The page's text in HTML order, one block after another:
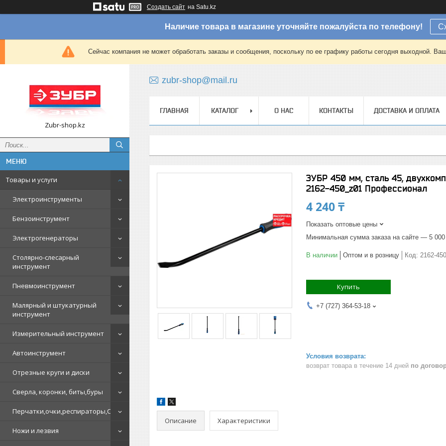
Создать сайт на Satu.kz
Наличие товара в магазине уточняйте пожалуйста по телефону!
Сейчас компания не может обработать заказы и сообщения, поскольку по ее графику работы сегодня выходной.
Zubr-shop.kz
Товары и услуги
Электроинструменты
Бензоинструмент
Электрогенераторы
Столярно-слесарный
инструмент
Пневмоинструмент
Малярный и штукатурный
инструмент
Измерительный инструмент
Автоинструмент
Отрезные круги и диски
Сверла, коронки, биты,буры
Перчатки,очки,респираторы,СИЗ
Ножи и лезвия
zubr-shop@mail.ru
ГЛАВНАЯ КАТАЛОГ О НАС КОНТАКТЫ ДОСТАВКА И ОПЛАТА
ЗУБР 450 мм, сталь 45,
2162-450_z01 Профессионал
4 240 ₸
Показать оптовые цены
Минимальная сумма заказа на сайте — 5
В наличии Оптом и в розницу Код: 2162-
Купить
+7 (727) 364-53-18
возврат товара в течение 14 дней по
Описание Характеристики